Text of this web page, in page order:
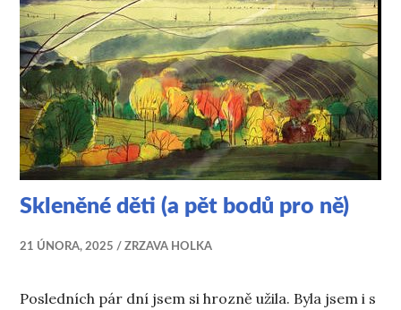
Skleněné děti (a pět bodů pro ně)
21 ÚNORA, 2025 ZRZAVA HOLKA
Posledních pár dní jsem si hrozně užila. Byla jsem i s